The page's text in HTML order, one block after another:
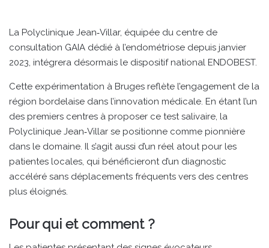
La Polyclinique Jean‑Villar, équipée du centre de
consultation GAIA dédié à l’endométriose depuis janvier
2023, intégrera désormais le dispositif national ENDOBEST.
Cette expérimentation à Bruges reflète l’engagement de la
région bordelaise dans l’innovation médicale. En étant l’un
des premiers centres à proposer ce test salivaire, la
Polyclinique Jean‑Villar se positionne comme pionnière
dans le domaine. Il s’agit aussi d’un réel atout pour les
patientes locales, qui bénéficieront d’un diagnostic
accéléré sans déplacements fréquents vers des centres
plus éloignés.
Pour qui et comment ?